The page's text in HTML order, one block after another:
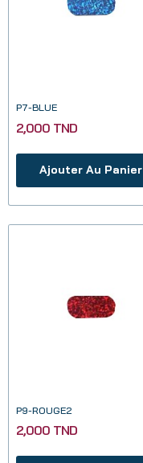
P7-BLUE
2,000 TND
Ajouter Au Panier
P9-ROUGE2
2,000 TND